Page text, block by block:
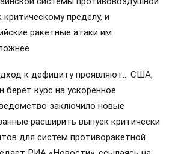
пределу, и
ракетные атаки им
к дефициту проявляют… США,
берет курс на ускоренное
заключило новые
расширить выпуск критически
для систем противоракетной